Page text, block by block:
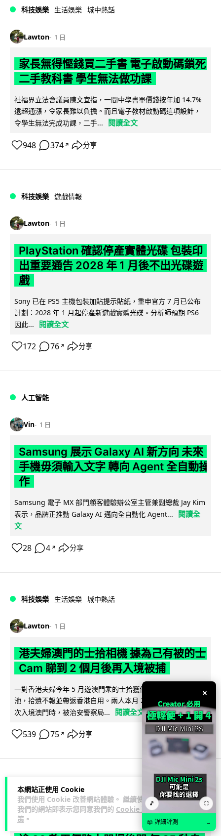
本網站正使用 Cookie
我們使用 Cookie 改善網站體驗。 繼續使用
我們的網站即表示您同意我們的 Cookie 政
策 。
科技娛樂 生活娛樂 城中熱話
Lawton 1 日
家長無得慳錢買二手書 電子啟動碼鎖死
二手教科書 學生無法做功課
社福界立法會議員陳文宜指，一間中學書單價錢按年加 14.7%
遠超通漲，令家長難以負擔。而且電子教材啟動碼這項設計，
令學生無法完成功課，二手...
閱讀全文
948 374 ↗ 分享
科技娛樂 遊戲情報
Lawton 1 日
PlayStation 確認停產實體光碟 包裝印
出重要通告 2028 年 1 月後不出光碟遊
戲
Sony 已在 PS5 主機包裝加貼提示貼紙，重申官方 7 月已公布
計劃：2028 年 1 月起停產新遊戲實體光碟。分析師預期 PS6
因此...
閱讀全文
172 76 ↗ 分享
人工智能
Vin 1 日
Samsung 展示 Galaxy AI 新方向 未來
手機毋須輸入文字 轉向 Agent 全自動操
作
Samsung 電子 MX 部門顧客體驗辦公室主管兼副總裁 Jay Kim
表示，品牌正推動 Galaxy AI 邁向全自動化 Agent...
閱讀全
文
28 4 ↗ 分享
科技娛樂 生活娛樂 城中熱話
Lawton 1 日
港夫婦澳門的士拾相機 據為己有被的士
Cam 睇到 2 個月後再入境被捕
一對香港夫婦今年 5 月遊澳門乘的士拾獲他人遺留相機及電
池，拾遺不報並帶返香港自用。兩人本月 2 日經港珠澳大橋再
次入境澳門時，被治安警察局...
閱讀全文
539 75 ↗ 分享
3C科技 家居無線
Vin 1 日
×
🎵 ⛶
📖 詳細評測 →